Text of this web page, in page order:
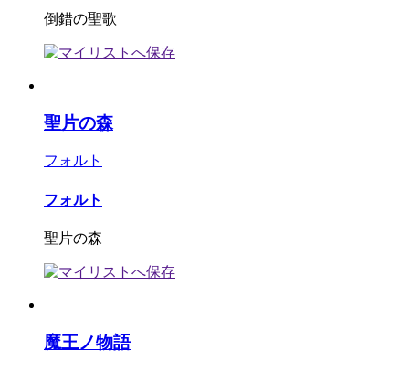
倒錯の聖歌
聖片の森
フォルト
フォルト
聖片の森
魔王ノ物語